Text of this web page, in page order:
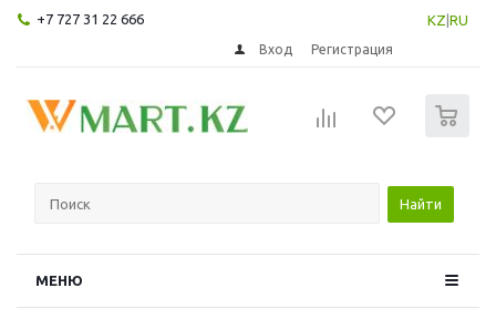
+7 727 31 22 666 KZ RU
Вход Регистрация
Найти
МЕНЮ